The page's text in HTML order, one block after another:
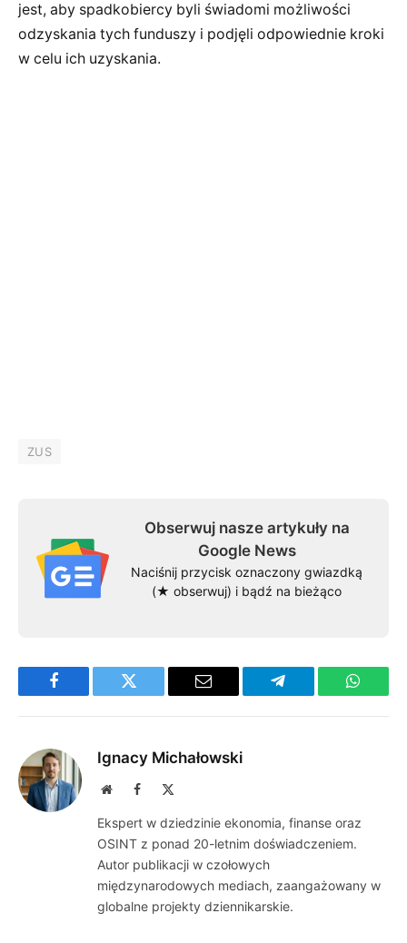
jest, aby spadkobiercy byli świadomi możliwości
odzyskania tych funduszy i podjęli odpowiednie kroki
w celu ich uzyskania.
ZUS
Obserwuj nasze artykuły na
Google News
Naciśnij przycisk oznaczony gwiazdką
(★ obserwuj) i bądź na bieżąco
Facebook Twitter Email Telegram
Ignacy Michałowski
WebsiteFacebook
Ekspert w dziedzinie ekonomia, finanse oraz
OSINT z ponad 20-letnim doświadczeniem.
Autor publikacji w czołowych
międzynarodowych mediach, zaangażowany w
globalne projekty dziennikarskie.